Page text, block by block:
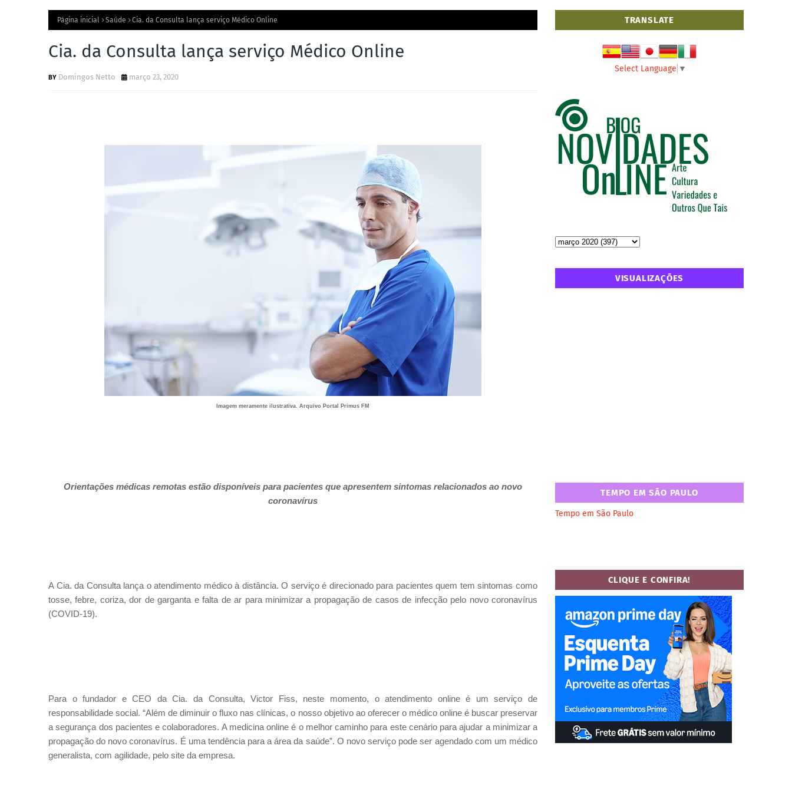
Página inicial Saúde Cia. da Consulta lança serviço Médico Online
Cia. da Consulta lança serviço Médico Online
Domingos Netto março 23, 2020
Imagem meramente ilustrativa. Arquivo Portal Primus FM
Orientações médicas remotas estão disponíveis para pacientes que apresentem sintomas relacionados ao novo
coronavírus
A Cia. da Consulta lança o atendimento médico à distância. O serviço é direcionado para pacientes quem tem sintomas como
tosse, febre, coriza, dor de garganta e falta de ar para minimizar a propagação de casos de infecção pelo novo coronavírus
(COVID-19).
Para o fundador e CEO da Cia. da Consulta, Victor Fiss, neste momento, o atendimento online é um serviço de
responsabilidade social. “Além de diminuir o fluxo nas clínicas, o nosso objetivo ao oferecer o médico online é buscar preservar
a segurança dos pacientes e colaboradores. A medicina online é o melhor caminho para este cenário para ajudar a minimizar a
propagação do novo coronavírus. É uma tendência para a área da saúde”. O novo serviço pode ser agendado com um médico
generalista, com agilidade, pelo site da empresa.
TRANSLATE
Select Language ▼
VISUALIZAÇÕES
TEMPO EM SÃO PAULO
Tempo em São Paulo
CLIQUE E CONFIRA!